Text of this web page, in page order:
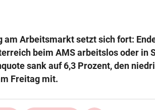
am Arbeitsmarkt setzt sich fort:
beim AMS arbeitslos oder in
sank auf 6,3 Prozent, den
Freitag mit.